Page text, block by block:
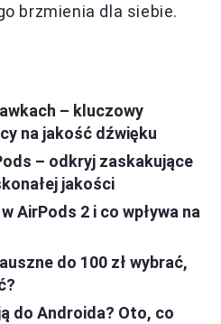
brzmienia dla siebie.
– kluczowy
na jakość dźwięku
– odkryj zaskakujące
jakości
AirPods 2 i co wpływa na
do 100 zł wybrać,
do Androida? Oto, co